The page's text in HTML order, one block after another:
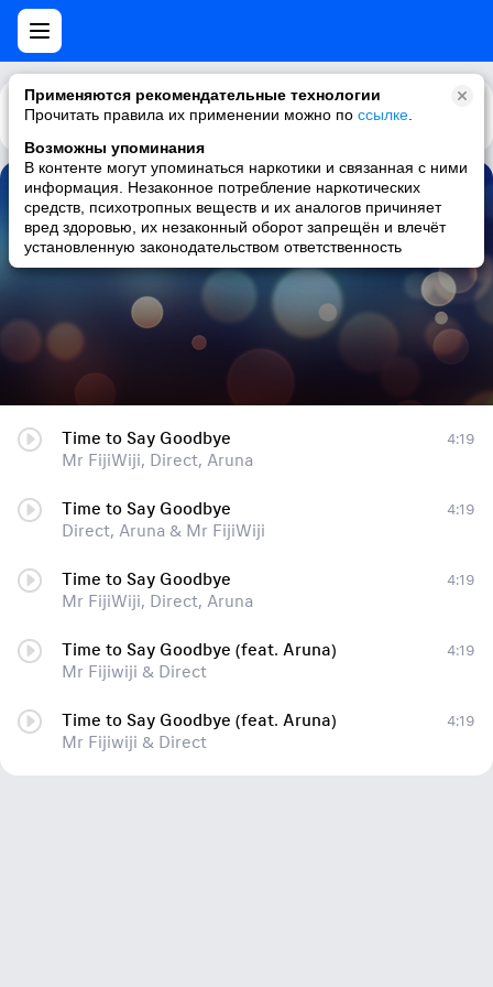
Применяются рекомендательные технологии
Прочитать правила их применении можно по ссылке
Возможны упоминания
В контенте могут упоминаться наркотики и связанная с ними
информация. Незаконное потребление наркотических
средств, психотропных веществ и их аналогов причиняет
вред здоровью, их незаконный оборот запрещён и влечёт
установленную законодательством ответственность
Каталог Рекомендации
Time to Say Goodbye
Mr FijiWiji, Direct, Aruna
Time to Say Goodbye
Mr FijiWiji, Direct, Aruna
4:19
Time to Say Goodbye
Direct, Aruna & Mr FijiWiji
4:19
Time to Say Goodbye
Mr FijiWiji, Direct, Aruna
4:19
Time to Say Goodbye (feat. Aruna)
Mr Fijiwiji & Direct
4:19
Time to Say Goodbye (feat. Aruna)
Mr Fijiwiji & Direct
4:19